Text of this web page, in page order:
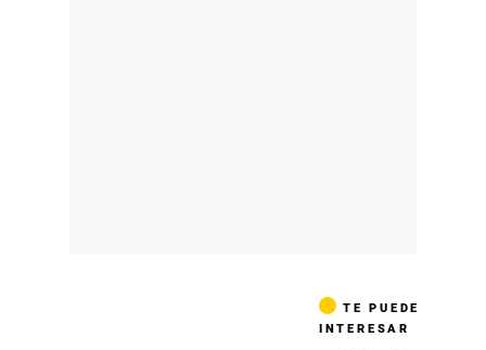
TE PUEDE
INTERESAR